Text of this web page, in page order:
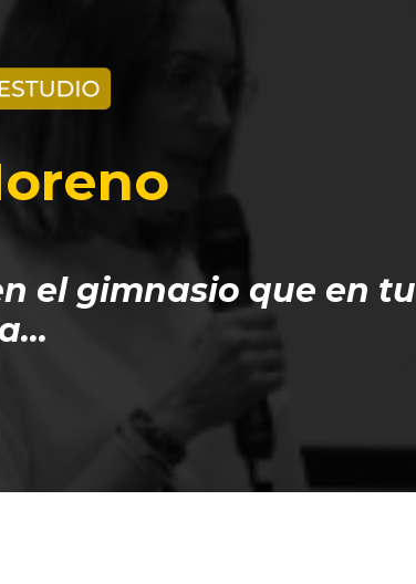
el gimnasio que en tu